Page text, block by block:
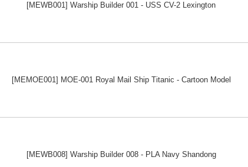
[MEWB001] Warship Builder 001 - USS CV-2 Lexington
[MEMOE001] MOE-001 Royal Mail Ship Titanic - Cartoon Model
[MEWB008] Warship Builder 008 - PLA Navy Shandong